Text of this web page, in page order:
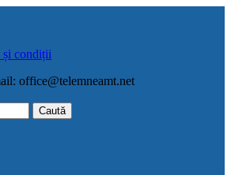
și condiții
office@telemneamt.net